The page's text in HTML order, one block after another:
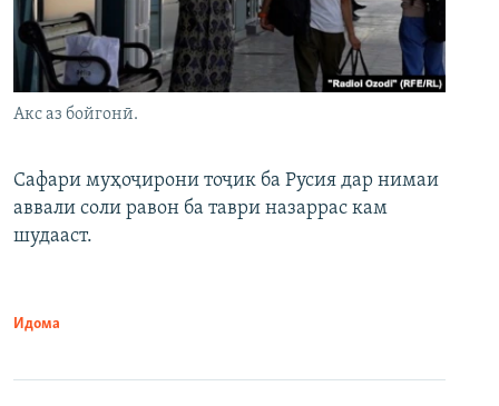
Акс аз бойгонӣ.
Сафари муҳоҷирони тоҷик ба Русия дар нимаи
аввали соли равон ба таври назаррас кам
шудааст.
Идома